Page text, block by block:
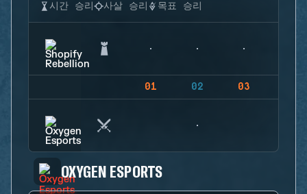
시간 승리 사살 승리 목표 승리
01 02 03
OXYGEN ESPORTS